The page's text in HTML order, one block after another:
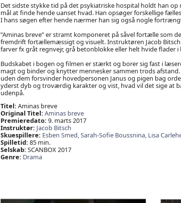
Det sidste stykke tid på det psykiatriske hospital holdt han
mål at finde hende uanset hvad. Han opsøger forskellige
I hans søgen efter hende nærmer han sig også nogle
”Aminas breve” er stramt komponeret på såvel fortælle som
fremdrift fortællemæssigt og visuelt. Instruktøren Jacob
farver fx gråt regnvejr, grå betonblokke eller helt hvide flader
Budskabet i bogen og filmen er stærkt og borer sig fast i
magt og binder og knytter mennesker sammen trods
uden dem forsvinder hovedpersonen Janus og pigen bag
yderst dyb og troværdig karakter og vist, hvad vil det sige at
udenpå.
Titel: Aminas breve
Original Titel: Aminas breve
Premieredato: 9. marts 2017
Instruktør: Jacob Bitsch
Skuespillere: Esben Smed,Sarah-Sofie Boussnina, Lisa
Spilletid: 85 min.
Selskab: SCANBOX 2017
Genre: Drama